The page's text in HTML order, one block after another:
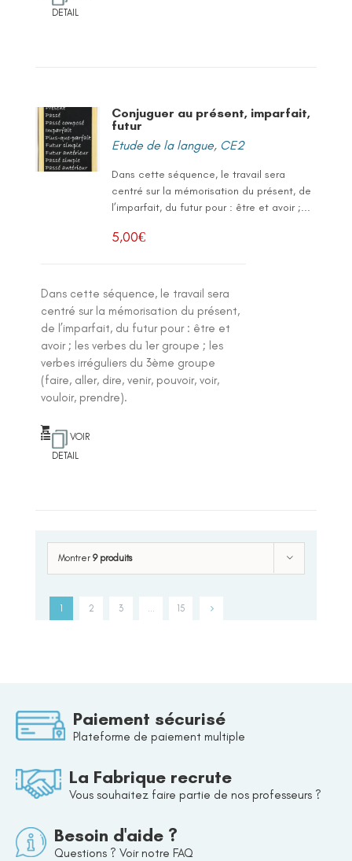
DETAIL
Conjuguer au présent, imparfait,
futur
Etude de la langue, CE2
Dans cette séquence, le travail sera
centré sur la mémorisation du présent, de
l’imparfait, du futur pour : être et avoir ;...
5,00€
Dans cette séquence, le travail sera
centré sur la mémorisation du présent,
de l’imparfait, du futur pour : être et
avoir ; les verbes du 1er groupe ; les
verbes irréguliers du 3ème groupe
(faire, aller, dire, venir, pouvoir, voir,
vouloir, prendre).
VOIR
DETAIL
Montrer 9 produits
1 2 3 15
Paiement sécurisé
Plateforme de paiement multiple
La Fabrique recrute
Vous souhaitez faire partie de nos professeurs ?
Besoin d'aide ?
Questions ? Voir notre FAQ